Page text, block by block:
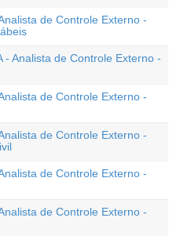
de Controle Externo -
- Analista de Controle Externo -
de Controle Externo -
de Controle Externo -
de Controle Externo -
de Controle Externo -